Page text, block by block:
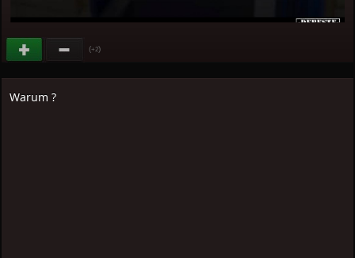
(+2)
Warum ?